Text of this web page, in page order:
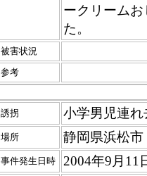
ークリーム
た。
被害状況
参考
誘拐 小学男児連れ
場所 静岡県浜松市
事件発生日時 2004年9月